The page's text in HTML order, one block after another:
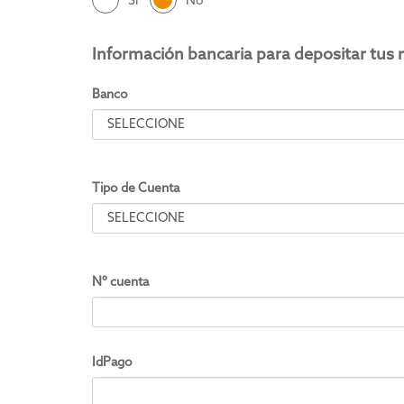
Información bancaria para depositar tus
Banco
Tipo de Cuenta
Nº cuenta
IdPago